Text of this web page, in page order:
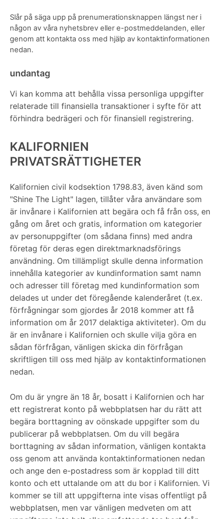
Slår på säga upp på prenumerationsknappen längst ner i
någon av våra nyhetsbrev eller e-postmeddelanden, eller
genom att kontakta oss med hjälp av kontaktinformationen
nedan.
undantag
Vi kan komma att behålla vissa personliga uppgifter
relaterade till finansiella transaktioner i syfte för att
förhindra bedrägeri och för finansiell registrering.
KALIFORNIEN
PRIVATSRÄTTIGHETER
Kalifornien civil kodsektion 1798.83, även känd som
"Shine The Light" lagen, tillåter våra användare som
är invånare i Kalifornien att begära och få från oss, en
gång om året och gratis, information om kategorier
av personuppgifter (om sådana finns) med andra
företag för deras egen direktmarknadsförings
användning. Om tillämpligt skulle denna information
innehålla kategorier av kundinformation samt namn
och adresser till företag med kundinformation som
delades ut under det föregående kalenderåret (t.ex.
förfrågningar som gjordes år 2018 kommer att få
information om år 2017 delaktiga aktiviteter). Om du
är en invånare i Kalifornien och skulle vilja göra en
sådan förfrågan, vänligen skicka din förfrågan
skriftligen till oss med hjälp av kontaktinformationen
nedan.
Om du är yngre än 18 år, bosatt i Kalifornien och har
ett registrerat konto på webbplatsen har du rätt att
begära borttagning av oönskade uppgifter som du
publicerar på webbplatsen. Om du vill begära
borttagning av sådan information, vänligen kontakta
oss genom att använda kontaktinformationen nedan
och ange den e-postadress som är kopplad till ditt
konto och ett uttalande om att du bor i Kalifornien. Vi
kommer se till att uppgifterna inte visas offentligt på
webbplatsen, men var vänligen medveten om att